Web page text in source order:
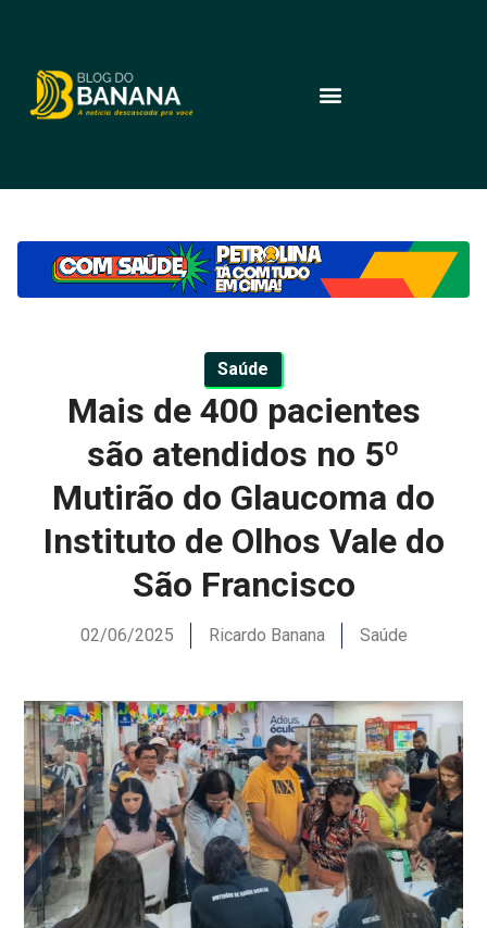
Saúde
Mais de 400 pacientes
são atendidos no 5º
Mutirão do Glaucoma do
Instituto de Olhos Vale do
São Francisco
02/06/2025 Ricardo Banana Saúde